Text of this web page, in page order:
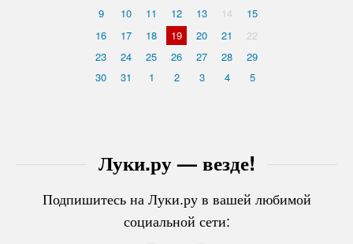
Луки.ру — везде!
Подпишитесь на Луки.ру в вашей любимой
социальной сети:
9
10 11 12 13 14
15
16
17 18 19 20 21
22
23
24 25 26 27 28
29
30
31 1 2 3 4 5